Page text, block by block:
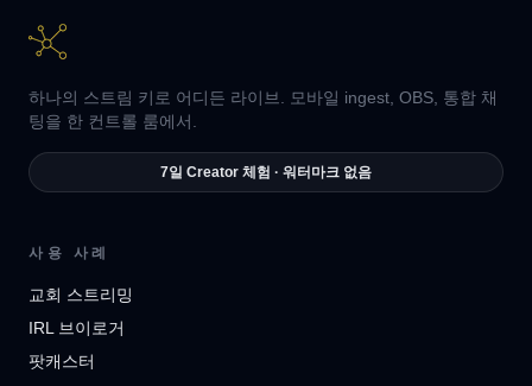
하나의 스트림 키로 어디든 라이브. 모바일 ingest, OBS, 통합 채
팅을 한 컨트롤 룸에서.
7일 Creator 체험 · 워터마크 없음
사용 사례
교회 스트리밍
IRL 브이로거
팟캐스터